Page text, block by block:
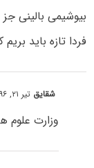
بیوشیمی بالینی
فردا تازه باید بریم
شقایق تیر ۲۱, ۱۳۹۶ at ۶:۵۶ ب٫ظ
وزارت علوم